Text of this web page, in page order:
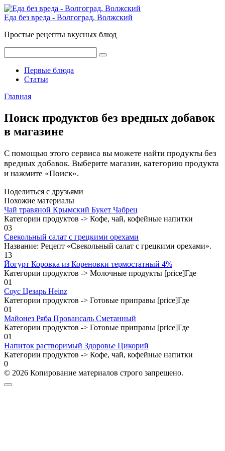
Перейти
к
Еда без вреда - Волгоград, Волжский
Простые рецепты вкусных блюд
Первые блюда
Статьи
Главная
Поиск продуктов без вредных добавок
в магазине
С помощью этого сервиса вы можете найти продукты без
вредных добавок. Выберите магазин, категорию продукта
и нажмите «Поиск».
Поделиться с друзьями
Похожие материалы
Чай травяной Крымский Букет Чабрец
Категории продуктов -> Кофе, чай, кофейные напитки
03
Свекольный салат с грецкими орехами
Название: Рецепт «Свекольный салат с грецкими орехами».
13
Йогурт Коровка из Кореновки термостатный 4%
Категории продуктов -> Молочные продукты [price]Где
01
Соус Цезарь Heinz
Категории продуктов -> Готовые приправы [price]Где
01
Майонез Ряба Провансаль Сметанный
Категории продуктов -> Готовые приправы [price]Где
01
Напиток растворимый Здоровье Цикорий
Категории продуктов -> Кофе, чай, кофейные напитки
0
© 2026 Копирование материалов строго запрещено.